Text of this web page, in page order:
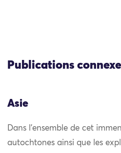
Publications
Asie
Dans l’ensemble de cet
autochtones ainsi que les